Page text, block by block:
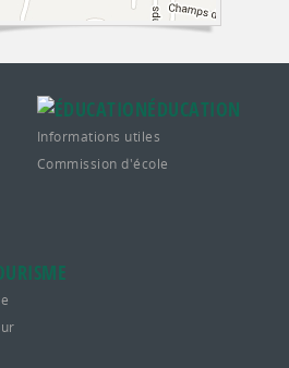
ÉDUCATION
Informations utiles
Commission d'école